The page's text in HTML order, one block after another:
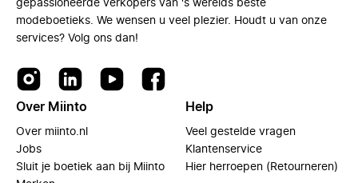
gepassioneerde verkopers van 's werelds beste
modeboetieks. We wensen u veel plezier. Houdt u van onze
services? Volg ons dan!
Over Miinto
Over miinto.nl
Jobs
Sluit je boetiek aan bij Miinto
Help
Veel gestelde vragen
Klantenservice
Hier herroepen (Retourneren)